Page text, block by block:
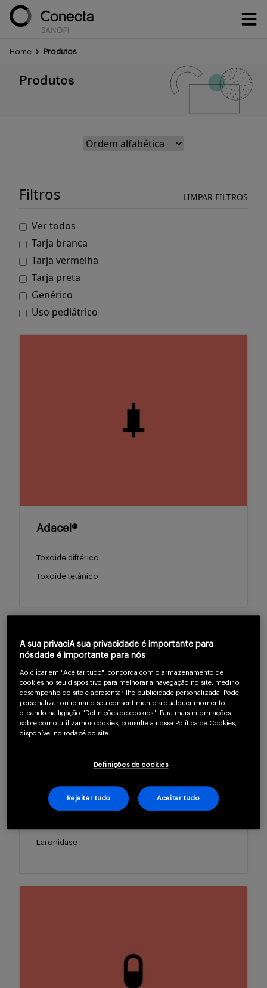
Portfólio
Serviços
Sobre
Home Produtos
Produtos
Filtros LIMPAR FILTROS
Ver todos
Tarja branca
Tarja vermelha
Tarja preta
Genérico
Uso pediátrico
Adacel®
Toxoide diftérico
Toxoide tetânico
Aldurazyme®
Laronidase
A sua privaciA sua privacidade é importante para
nósdade é importante para nós
Ao clicar em "Aceitar tudo", concorda com o armazenamento de
cookies no seu dispositivo para melhorar a navegação no site, medir o
desempenho do site e apresentar-lhe publicidade personalizada. Pode
personalizar ou retirar o seu consentimento a qualquer momento
clicando na ligação "Definições de cookies". Para mais informações
sobre como utilizamos cookies, consulte a nossa Política de Cookies,
disponível no rodapé do site.
Definições de cookies
Rejeitar tudo Aceitar tudo